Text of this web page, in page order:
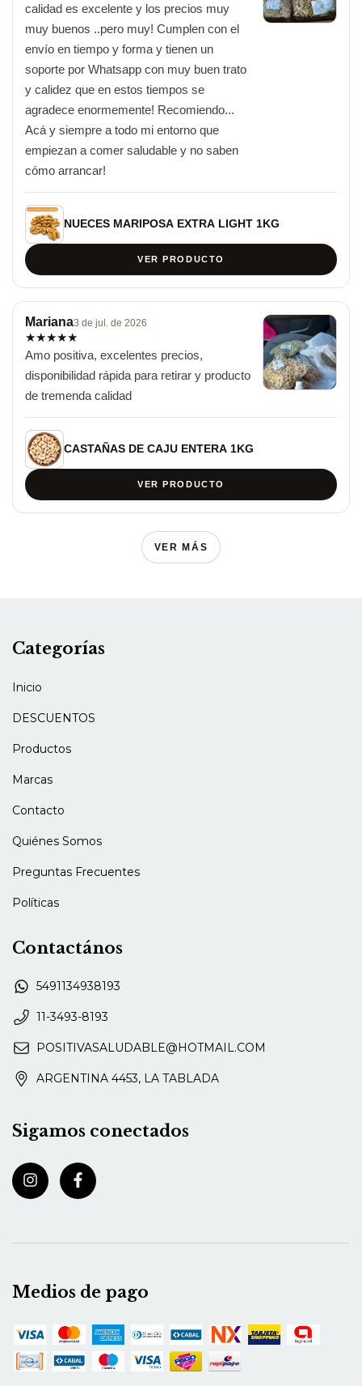
calidad es excelente y los precios muy
muy buenos ..pero muy! Cumplen con el
envío en tiempo y forma y tienen un
soporte por Whatsapp con muy buen trato
y calidez que en estos tiempos se
agradece enormemente! Recomiendo...
Acá y siempre a todo mi entorno que
empiezan a comer saludable y no saben
cómo arrancar!
NUECES MARIPOSA EXTRA LIGHT 1KG
VER PRODUCTO
Mariana3 de jul. de 2026
★★★★★
Amo positiva, excelentes precios,
disponibilidad rápida para retirar y producto
de tremenda calidad
CASTAÑAS DE CAJU ENTERA 1KG
VER PRODUCTO
VER MÁS
Categorías
Inicio
DESCUENTOS
Productos
Marcas
Contacto
Quiénes Somos
Preguntas Frecuentes
Políticas
Contactános
5491134938193
11-3493-8193
POSITIVASALUDABLE@HOTMAIL.COM
ARGENTINA 4453, LA TABLADA
Sigamos conectados
Medios de pago